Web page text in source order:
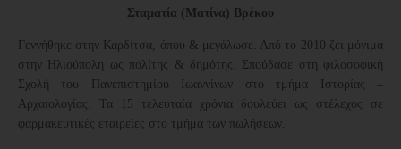
Σταματία (Ματίνα) Βρέκου
Γεννήθηκε στην Καρδίτσα, όπου & μεγάλωσε. Από το 2010 ζει μόνιμα
στην Ηλιούπολη ως πολίτης & δημότης. Σπούδασε στη φιλοσοφική
Σχολή του Πανεπιστημίου Ιωαννίνων στο τμήμα Ιστορίας –
Αρχαιολογίας. Τα 15 τελευταία χρόνια δουλεύει ως στέλεχος σε
φαρμακευτικές εταιρείες στο τμήμα των πωλήσεων.